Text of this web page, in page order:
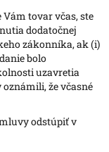
Vám tovar včas, ste
dodatočnej
zákonníka, ak (i)
bolo
uzavretia
že včasné
odstúpiť v